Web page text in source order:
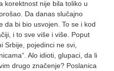
korektnost nije bila toliko u
Da danas slučajno
da bi bio usvojen. To se i kod
i to sve više i više. Poput
Srbije, pojedinci ne svi,
Alo idioti, glupaci, da li
drugo značenje? Poslanica